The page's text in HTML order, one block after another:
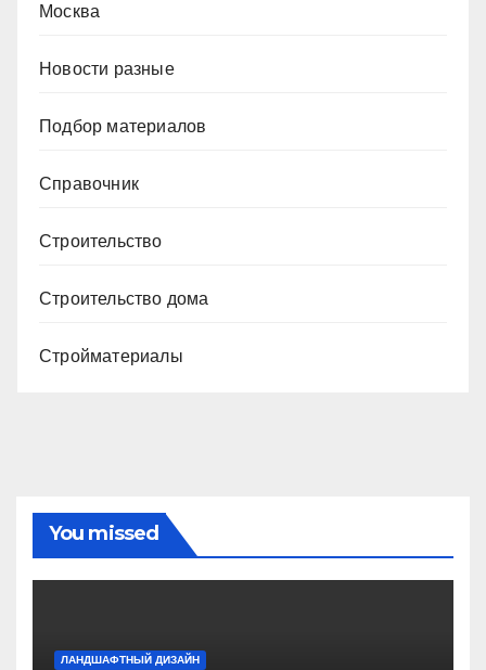
Москва
Новости разные
Подбор материалов
Справочник
Строительство
Строительство дома
Стройматериалы
You missed
ЛАНДШАФТНЫЙ ДИЗАЙН